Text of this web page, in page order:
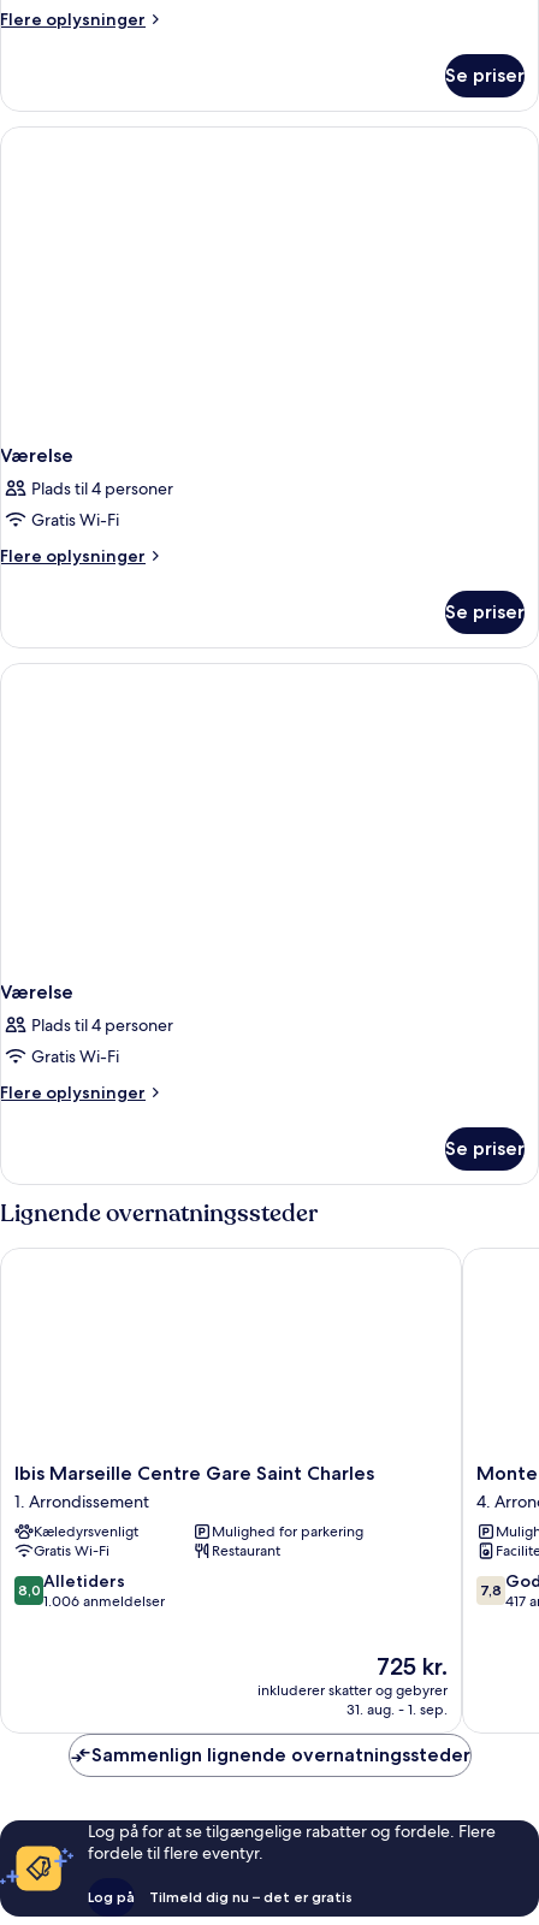
Flere oplysninger
Flere
Se priser
Værelse
Plads til 4 personer
Gratis Wi-Fi
Flere oplysninger
Flere
Se priser
Værelse
Plads til 4 personer
Gratis Wi-Fi
Flere oplysninger
Flere
Se priser
Lignende overnatningssteder
Ibis
Marseille
Centre
Gare
Saint
Charles
1.
Ibis Marseille Centre Gare Saint Charles
1. Arrondissement
Kæledyrsvenligt
Mulighed for parkering
Gratis Wi-Fi
Restaurant
8.0
ud
8,0 Alletiders
1.006 anmeldelser
Prisen
725 kr.
725 kr.
inkluderer skatter og gebyrer
31. aug. - 1. sep.
Ibis Marseille Centre Gare Saint Charles
Centre
Dôme
4.
4.
7.8
ud
7,8
417
Sammenlign lignende overnatningssteder
Log på for at se tilgængelige rabatter og fordele. Flere
fordele til flere eventyr.
Log på Tilmeld dig nu – det er gratis